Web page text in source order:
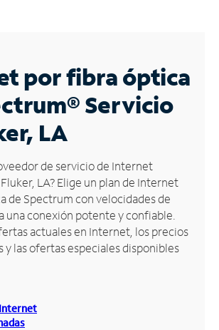
por fibra óptica
Servicio
LA
de servicio de Internet
LA? Elige un plan de Internet
de Spectrum con velocidades de
una conexión potente y confiable.
actuales en Internet, los precios
y las ofertas especiales disponibles